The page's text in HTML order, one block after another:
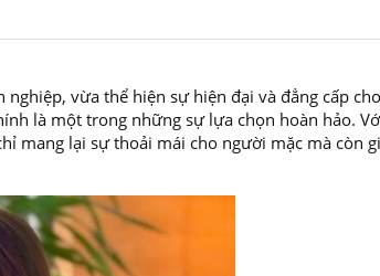
vừa thể hiện sự hiện đại và đẳng cấp
là một trong những sự lựa chọn hoàn hảo.
mang lại sự thoải mái cho người mặc mà còn